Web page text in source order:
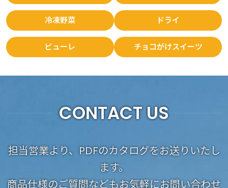
冷凍野菜 ドライ
ピューレ チョコがけスイーツ
CONTACT US
担当営業より、PDFのカタログをお送りいたし
ます。
商品仕様のご質問などもお気軽にお問い合わせ